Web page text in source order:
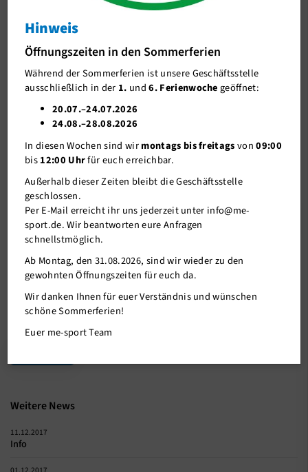
Kurse
Über 50 Kurse pro Woche zur Auswahl
27.10.2017
Freue Dich ab sofort auf NEUES aus der Fitnesswelt wie zum
Workout: all-in und Yoga.
EXTRA für junge Familien: Kinderbetreuung mittwochs und
freitags vormittags, keine Extra-Kosten
Kurspläne
Weitere News
11.12.2017
Info
J-Team
Stellenangebote
Förderverein me-sport e.V.
Mitgliederservice
Verantwortung
Hinweis
Öffnungszeiten in den Sommerferien
Während der Sommerferien ist unsere Geschäftsstelle
ausschließlich in der 1. und6. Ferienwochegeöffnet:
20.07.–24.07.2026
24.08.–28.08.2026
In diesen Wochen sind wirmontags bis freitagsvon09:00
bis12:00 Uhrfür euch erreichbar.
Außerhalb dieser Zeiten bleibt die Geschäftsstelle
geschlossen.
Per E-Mail erreicht ihr uns jederzeit unter info@me-
sport.de. Wir beantworten eure Anfragen
schnellstmöglich.
Ab Montag, den 31.08.2026, sind wir wieder zu den
gewohnten Öffnungszeiten für euch da.
Wir danken Ihnen für euer Verständnis und wünschen
schöne Sommerferien!
Euer me-sport Team